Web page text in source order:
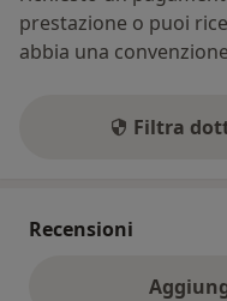
prestazione o puoi
abbia una
Filtra
Recensioni